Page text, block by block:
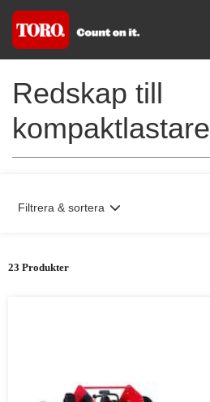
Redskap till
kompaktlastare
23 Produkter
Filtrera & sortera